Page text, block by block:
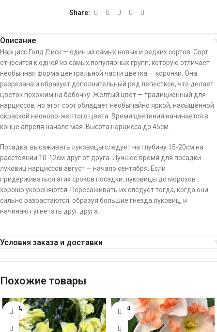
Share:
Описание
Нарцисс Голд Диск — один из самых новых и редких сортов. Сорт
относится к одной из самых популярных групп, которую отличает
необычная форма центральной части цветка — коронки. Она
разрезана и образует дополнительный ряд лепестков, что делает
цветок похожим на бабочку. Желтый цвет — традиционный для
нарциссов, но этот сорт обладает необычайно яркой, насыщенной
окраской неоново-желтого цвета. Время цветения начинается в
конце апреля начале мая. Высота нарцисса до 45см.
Посадка: высаживать луковицы следует на глубину 15-20см на
расстоянии 10-12см друг от друга. Лучшее время для посадки
луковиц нарциссов август — начало сентября. Если
придерживаться этих сроков посадки, луковицы до морозов
хорошо укореняются. Пересаживать их следует тогда, когда они
сильно разрастаются, образуя большие гнезда луковиц, и
начинают угнетать друг друга.
Условия заказа и доставки
Похожие товары
ПРОД
АНО
ПРОД
АНО